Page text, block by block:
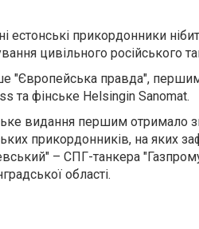
естонські прикордонники
цивільного російського
"Європейська правда",
та фінське Helsingin Sanomat.
видання першим отримало
прикордонників, на яких
– СПГ-танкера
області.